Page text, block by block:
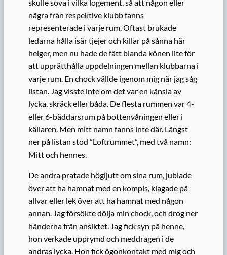
skulle sova i vilka logement, så att någon eller
några från respektive klubb fanns
representerade i varje rum. Oftast brukade
ledarna hålla isär tjejer och killar på sånna här
helger, men nu hade de fått blanda könen lite för
att upprätthålla uppdelningen mellan klubbarna i
varje rum. En chock vällde igenom mig när jag såg
listan. Jag visste inte om det var en känsla av
lycka, skräck eller båda. De flesta rummen var 4-
eller 6-bäddarsrum på bottenvåningen eller i
källaren. Men mitt namn fanns inte där. Längst
ner på listan stod ”Loftrummet”, med två namn:
Mitt och hennes.
De andra pratade högljutt om sina rum, jublade
över att ha hamnat med en kompis, klagade på
allvar eller lek över att ha hamnat med någon
annan. Jag försökte dölja min chock, och drog ner
händerna från ansiktet. Jag fick syn på henne,
hon verkade upprymd och meddragen i de
andras lycka. Hon fick ögonkontakt med mig och